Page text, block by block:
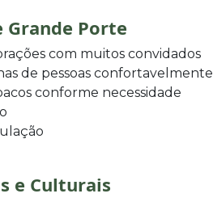
Grande Porte
com muitos convidados
de pessoas confortavelmente
conforme necessidade
e Culturais